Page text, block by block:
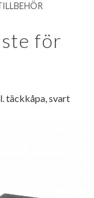
för
täckkåpa, svart